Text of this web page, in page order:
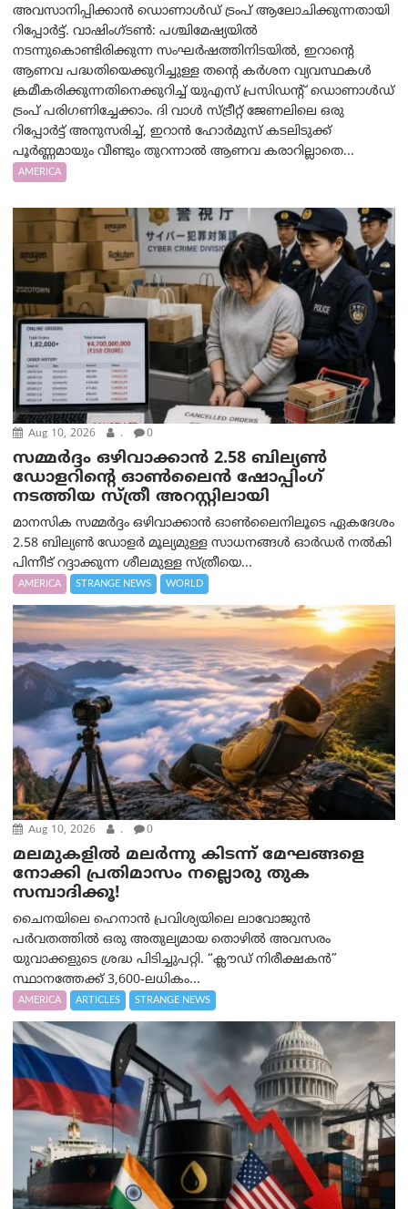
അവസാനിപ്പിക്കാൻ ഡൊണാൾഡ് ട്രംപ് ആലോചിക്കുന്നതായി
റിപ്പോർട്ട്. വാഷിംഗ്ടണ്‍: പശ്ചിമേഷ്യയിൽ
നടന്നുകൊണ്ടിരിക്കുന്ന സംഘർഷത്തിനിടയിൽ, ഇറാന്റെ
ആണവ പദ്ധതിയെക്കുറിച്ചുള്ള തന്റെ കർശന വ്യവസ്ഥകൾ
ക്രമീകരിക്കുന്നതിനെക്കുറിച്ച് യുഎസ് പ്രസിഡന്റ് ഡൊണാൾഡ്
ട്രംപ് പരിഗണിച്ചേക്കാം. ദി വാൾ സ്ട്രീറ്റ് ജേണലിലെ ഒരു
റിപ്പോർട്ട് അനുസരിച്ച്, ഇറാൻ ഹോർമുസ് കടലിടുക്ക്
പൂർണ്ണമായും വീണ്ടും തുറന്നാൽ ആണവ കരാറില്ലാതെ...
AMERICA
Aug 10, 2026 . 0
സമ്മര്‍ദ്ദം ഒഴിവാക്കാന്‍ 2.58 ബില്യൺ
ഡോളറിന്റെ ഓണ്‍ലൈന്‍ ഷോപ്പിംഗ്
നടത്തിയ സ്ത്രീ അറസ്റ്റിലായി
മാനസിക സമ്മര്‍ദ്ദം ഒഴിവാക്കാന്‍ ഓണ്‍ലൈനിലൂടെ ഏകദേശം
2.58 ബില്യൺ ഡോളർ മൂല്യമുള്ള സാധനങ്ങള്‍ ഓര്‍ഡര്‍ നല്‍കി
പിന്നീട് റദ്ദാക്കുന്ന ശീലമുള്ള സ്ത്രീയെ...
AMERICA STRANGE NEWS WORLD
Aug 10, 2026 . 0
മലമുകളില്‍ മലര്‍ന്നു കിടന്ന് മേഘങ്ങളെ
നോക്കി പ്രതിമാസം നല്ലൊരു തുക
സമ്പാദിക്കൂ!
ചൈനയിലെ ഹെനാൻ പ്രവിശ്യയിലെ ലാവോജുൻ
പർവതത്തിൽ ഒരു അതുല്യമായ തൊഴിൽ അവസരം
യുവാക്കളുടെ ശ്രദ്ധ പിടിച്ചുപറ്റി. “ക്ലൗഡ് നിരീക്ഷകൻ”
സ്ഥാനത്തേക്ക് 3,600-ലധികം...
AMERICA ARTICLES STRANGE NEWS